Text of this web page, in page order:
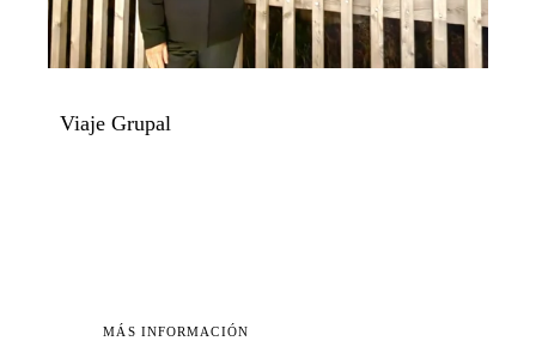
Viaje Grupal
MÁS INFORMACIÓN